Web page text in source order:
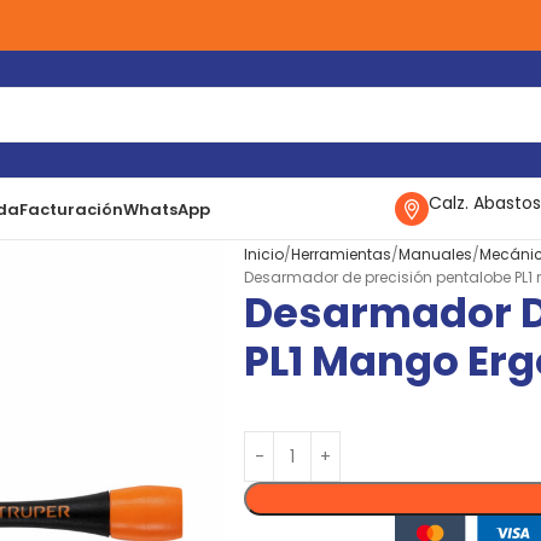
FacturaciónWhatsApp Calz.
Inicio Herramientas Manuales
Desarmador de precisión pentalobe
Desarmador
PL1 Mango